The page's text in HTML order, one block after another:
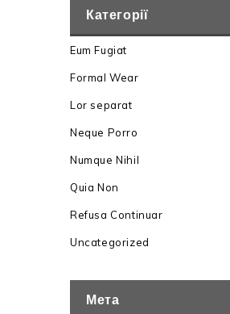
Категорії
Eum Fugiat
Formal Wear
Lor separat
Neque Porro
Numque Nihil
Quia Non
Refusa Continuar
Uncategorized
Мета